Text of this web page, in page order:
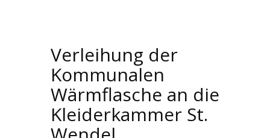
Verleihung der
Kommunalen
Wärmflasche an die
Kleiderkammer St.